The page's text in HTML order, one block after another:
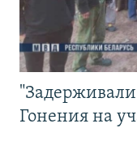
Гонения на